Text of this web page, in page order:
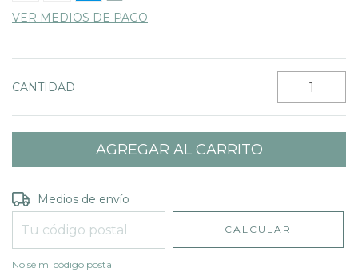
VER MEDIOS DE PAGO
CANTIDAD
Entregas para el CP:
Medios de envío
CALCULAR
No sé mi código postal